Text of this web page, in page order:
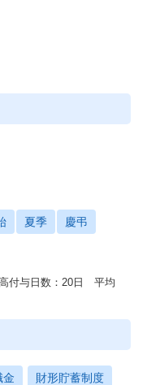
夏季 慶弔
付与日数：20日 平均
金 財形貯蓄制度